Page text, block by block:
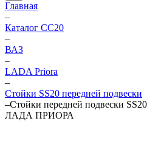
Главная
–
Каталог CC20
–
ВАЗ
–
LADA Priora
–
Стойки SS20 передней подвески
–Стойки передней подвески
ЛАДА ПРИОРА